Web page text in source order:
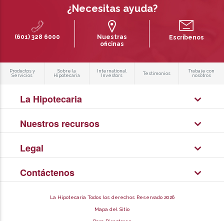
¿Necesitas ayuda?
(601) 328 6000
Nuestras
oficinas
Escríbenos
Productos y
Servicios
Sobre la
Hipotecaria
International
Investors
Testimonios
Trabaje con
nosotros
La Hipotecaria
Nuestros recursos
Legal
Contáctenos
La Hipotecaria Todos los derechos Reservado 2026
Mapa del Sitio